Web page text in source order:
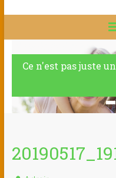
Ce n'est pas juste